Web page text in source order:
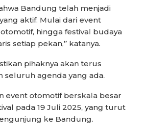
Bandung telah menjadi
aktif. Mulai dari event
hingga festival budaya
setiap pekan,” katanya.
pihaknya akan terus
seluruh agenda yang ada.
event otomotif berskala besar
pada 19 Juli 2025, yang turut
ke Bandung.